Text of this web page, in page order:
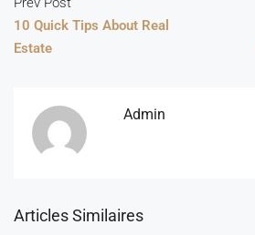
10 Quick Tips About Real
Estate
Admin
Articles Similaires